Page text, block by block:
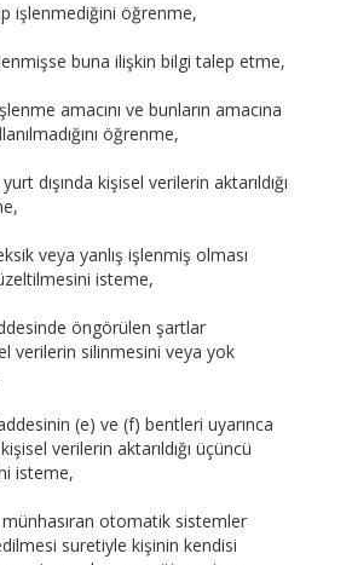
işlenmediğini öğrenme,
buna ilişkin bilgi talep etme,
amacını ve bunların amacına
öğrenme,
dışında kişisel verilerin aktarıldığı
veya yanlış işlenmiş olması
isteme,
öngörülen şartlar
verilerin silinmesini veya yok
(e) ve (f) bentleri uyarınca
verilerin aktarıldığı üçüncü
isteme,
otomatik sistemler
suretiyle kişinin kendisi